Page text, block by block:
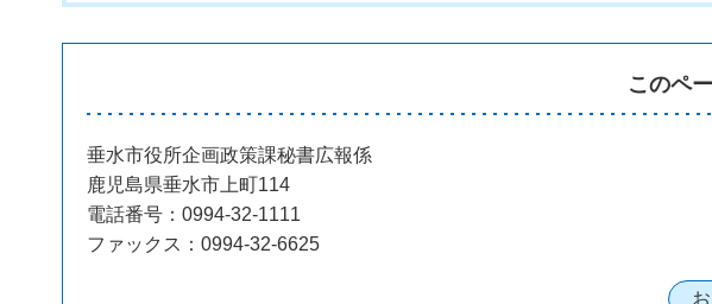
このペ
垂水市役所企画政策課秘書広報係
鹿児島県垂水市上町114
電話番号：0994-32-1111
ファックス：0994-32-6625